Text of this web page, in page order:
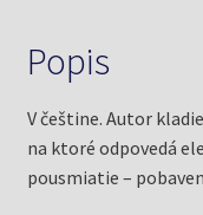
Popis
V češtine. Autor
na ktoré odpovedá
pousmiatie –